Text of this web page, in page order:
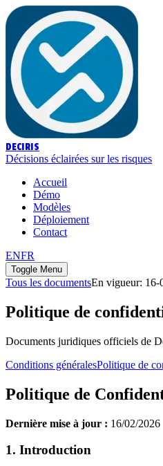
DECIRIS
Décisions éclairées sur les risques
Accueil
Démo
Modèles
Déploiement
Contact
ENFR
Toggle Menu
Tous les documentsEn vigueur: 16-
Politique de
Documents juridiques officiels de
Conditions généralesPolitique de
Politique de
Dernière mise à jour : 16/02/2026
1. Introduction